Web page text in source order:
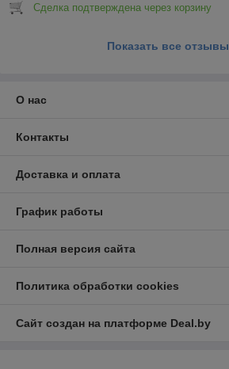
Сделка подтверждена через корзину
Показать все отзывы
О нас
Контакты
Доставка и оплата
График работы
Полная версия сайта
Политика обработки cookies
Сайт создан на платформе Deal.by